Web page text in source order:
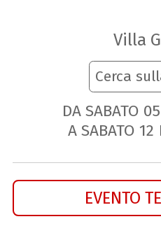
Villa
Cerca
DA SABATO 05
A SABATO 12
EVENTO